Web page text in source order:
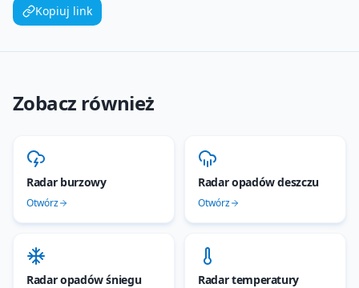
Kopiuj link
Zobacz również
Radar burzowy
Otwórz
Radar opadów deszczu
Otwórz
Radar opadów śniegu Radar temperatury